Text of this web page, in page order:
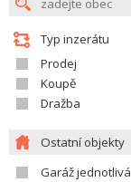
Typ inzerátu
Prodej
Koupě
Dražba
Ostatní objekty
Garáž jednotlivá